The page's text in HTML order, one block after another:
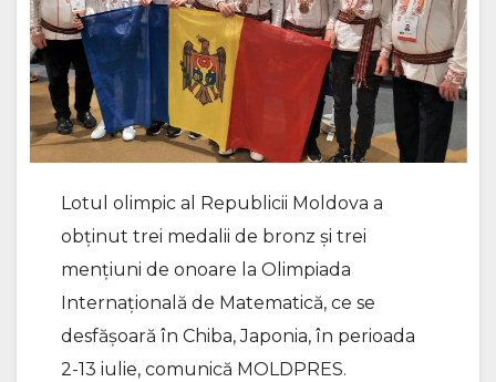
Lotul olimpic al Republicii Moldova a
obținut trei medalii de bronz și trei
mențiuni de onoare la Olimpiada
Internațională de Matematică, ce se
desfășoară în Chiba, Japonia, în perioada
2-13 iulie, comunică MOLDPRES.